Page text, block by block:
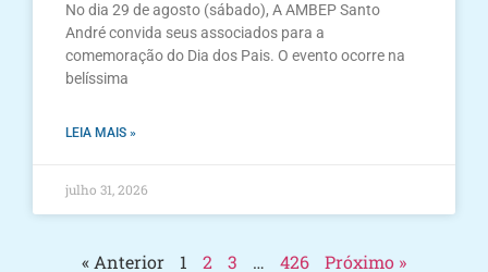
No dia 29 de agosto (sábado), A AMBEP Santo
André convida seus associados para a
comemoração do Dia dos Pais. O evento ocorre na
belíssima
LEIA MAIS »
julho 31, 2026
« Anterior 1 2 3 … 426 Próximo »